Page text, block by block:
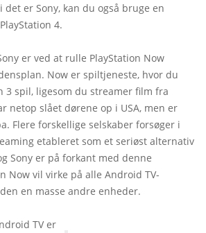
er Sony, kan du også bruge en
4.
er ved at rulle PlayStation Now
Now er spiltjeneste, hvor du
3 spil, ligesom du streamer film fra
netop slået dørene op i USA, men er
Flere forskellige selskaber forsøger i
etableret som et seriøst alternativ
Sony er på forkant med denne
Now vil virke på alle Android TV-
en masse andre enheder.
TV er